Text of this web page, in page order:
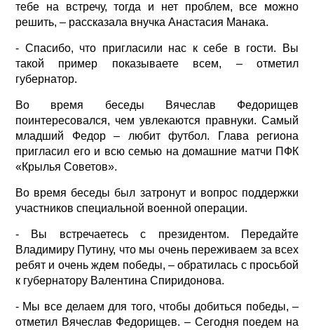
тебе на встречу, тогда и нет проблем, все можно
решить, – рассказала внучка Анастасия Манака.
- Спасибо, что пригласили нас к себе в гости. Вы
такой пример показываете всем, – отметил
губернатор.
Во время беседы Вячеслав Федорищев
поинтересовался, чем увлекаются правнуки. Самый
младший Федор – любит футбол. Глава региона
пригласил его и всю семью на домашние матчи ПФК
«Крылья Советов».
Во время беседы был затронут и вопрос поддержки
участников специальной военной операции.
- Вы встречаетесь с президентом. Передайте
Владимиру Путину, что мы очень переживаем за всех
ребят и очень ждем победы, – обратилась с просьбой
к губернатору Валентина Спиридонова.
- Мы все делаем для того, чтобы добиться победы, –
отметил Вячеслав Федорищев. – Сегодня поедем на